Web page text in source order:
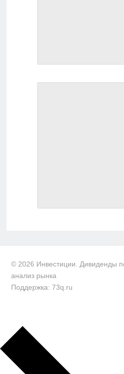
© 2026 Инвестиции. Дивиденды
анализ рынка
Поддержка: 73q.ru